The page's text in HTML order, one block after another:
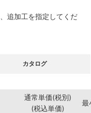
追加工を指定してくだ
カタログ
通常単価(税別)
(税込単価)
最